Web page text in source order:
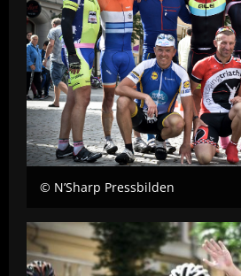
© N’Sharp Pressbilden